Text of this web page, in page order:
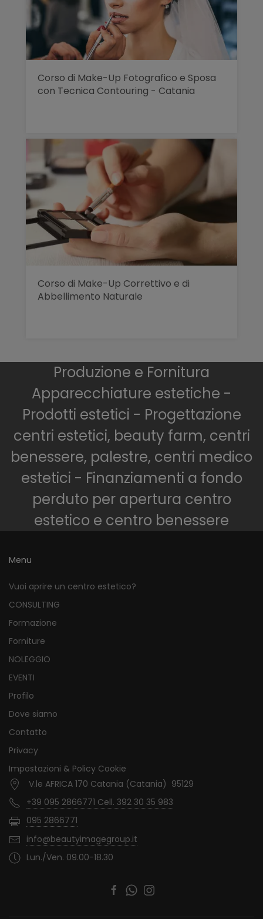
Corso di Make-Up Fotografico e Sposa
con Tecnica Contouring - Catania
Corso di Make-Up Correttivo e di
Abbellimento Naturale
Produzione e Fornitura
Apparecchiature estetiche -
Prodotti estetici - Progettazione
centri estetici, beauty farm, centri
benessere, palestre, centri medico
estetici - Finanziamenti a fondo
perduto per apertura centro
estetico e centro benessere
Menu
Vuoi aprire un centro estetico?
CONSULTING
Formazione
Forniture
NOLEGGIO
EVENTI
Profilo
Dove siamo
Contatto
Privacy
Impostazioni & Policy Cookie
V.le AFRICA 170 Catania (Catania) 95129
+39 095 2866771 Cell. 392 30 35 983
095 2866771
info@beautyimagegroup.it
Lun./Ven. 09.00-18.30